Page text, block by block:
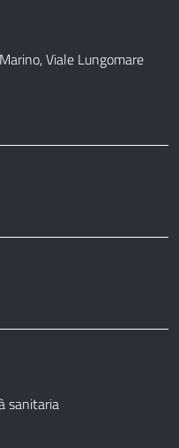
Viale Lungomare
sanitaria